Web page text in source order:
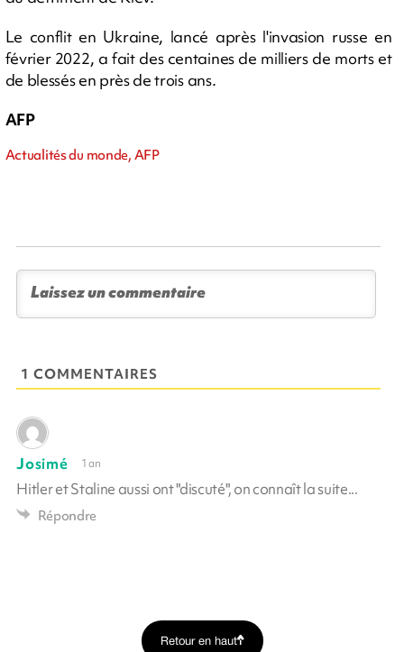
Le conflit en Ukraine, lancé après l'invasion russe en
février 2022, a fait des centaines de milliers de morts et
de blessés en près de trois ans.
AFP
Actualités du monde, AFP
1 COMMENTAIRES
Josimé 1 an
Hitler et Staline aussi ont "discuté", on connaît la suite...
Répondre
Retour en haut